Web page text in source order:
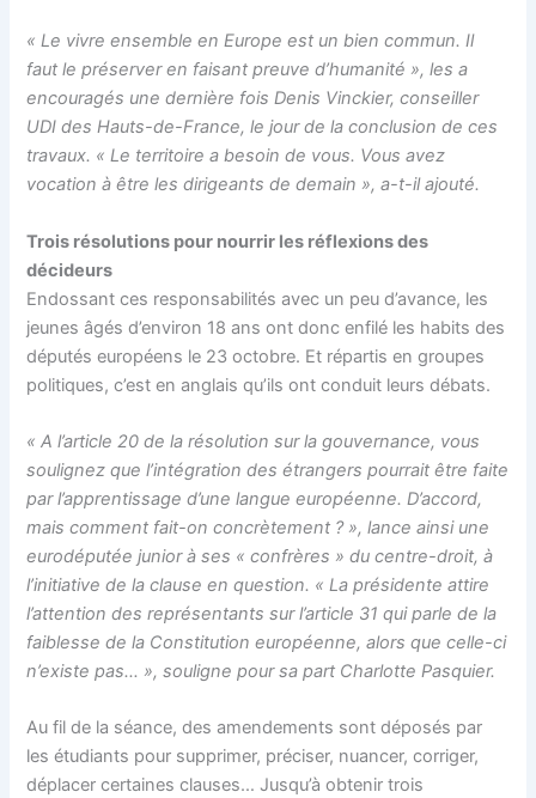
« Le vivre ensemble en Europe est un bien commun. Il
faut le préserver en faisant preuve d’humanité », les a
encouragés une dernière fois Denis Vinckier, conseiller
UDI des Hauts-de-France, le jour de la conclusion de ces
travaux. « Le territoire a besoin de vous. Vous avez
vocation à être les dirigeants de demain », a-t-il ajouté.
Trois résolutions pour nourrir les réflexions des
décideurs
Endossant ces responsabilités avec un peu d’avance, les
jeunes âgés d’environ 18 ans ont donc enfilé les habits des
députés européens le 23 octobre. Et répartis en groupes
politiques, c’est en anglais qu’ils ont conduit leurs débats.
« A l’article 20 de la résolution sur la gouvernance, vous
soulignez que l’intégration des étrangers pourrait être faite
par l’apprentissage d’une langue européenne. D’accord,
mais comment fait-on concrètement ? », lance ainsi une
eurodéputée junior à ses « confrères » du centre-droit, à
l’initiative de la clause en question. « La présidente attire
l’attention des représentants sur l’article 31 qui parle de la
faiblesse de la Constitution européenne, alors que celle-ci
n’existe pas… », souligne pour sa part Charlotte Pasquier.
Au fil de la séance, des amendements sont déposés par
les étudiants pour supprimer, préciser, nuancer, corriger,
déplacer certaines clauses… Jusqu’à obtenir trois